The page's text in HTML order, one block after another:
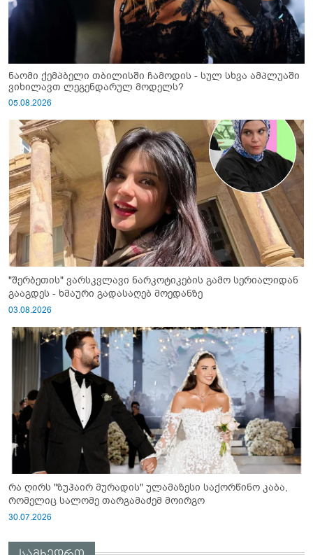
ნაომი ქემპბელი თბილისში ჩამოდის - სულ სხვა ამპლუაში
ვიხილავთ ლეგენდარულ მოდელს?
05.08.2026
"შერბეთის" ვარსკვლავი ნარკოტიკების გამო სერიალიდან
გააგდეს - ხმაური გადასაღებ მოედანზე
03.08.2026
რა ღირს "ზუჰაირ მურადის" ულამაზესი საქორწინო კაბა,
რომელიც სალომე თარგამაძემ მოირგო
30.07.2026